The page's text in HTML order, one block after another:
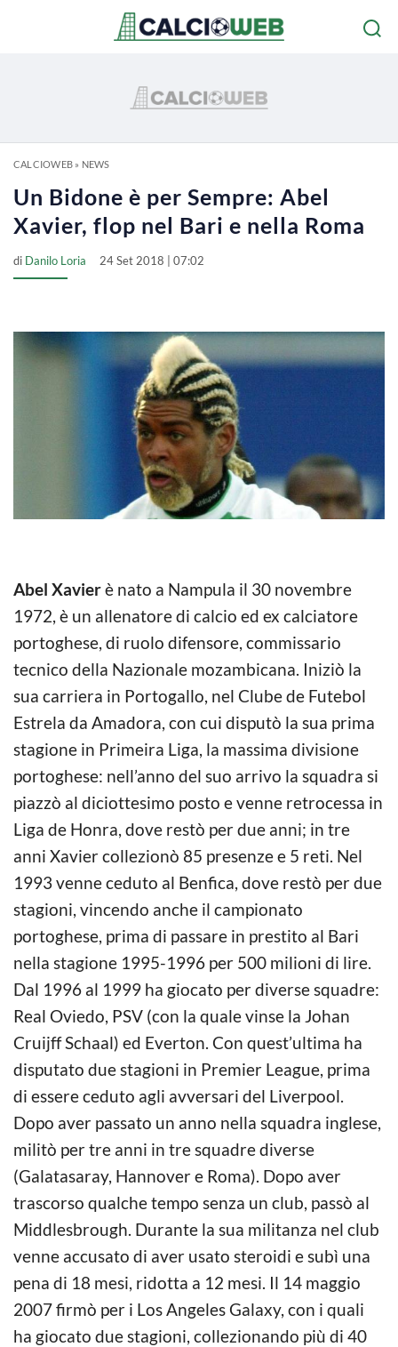
CALCIOWEB» NEWS
Un Bidone è per Sempre: Abel
Xavier, flop nel Bari e nella Roma
di Danilo Loria 24 Set 2018 | 07:02
Abel Xavierè nato a Nampula il 30 novembre
1972, è un allenatore di calcio ed ex calciatore
portoghese, di ruolo difensore, commissario
tecnico della Nazionale mozambicana. Iniziò la
sua carriera in Portogallo, nel Clube de Futebol
Estrela da Amadora, con cui disputò la sua prima
stagione in Primeira Liga, la massima divisione
portoghese: nell’anno del suo arrivo la squadra si
piazzò al diciottesimo posto e venne retrocessa in
Liga de Honra, dove restò per due anni; in tre
anni Xavier collezionò 85 presenze e 5 reti. Nel
1993 venne ceduto al Benfica, dove restò per due
stagioni, vincendo anche il campionato
portoghese, prima di passare in prestito al Bari
nella stagione 1995-1996 per 500 milioni di lire.
Dal 1996 al 1999 ha giocato per diverse squadre:
Real Oviedo, PSV (con la quale vinse la Johan
Cruijff Schaal) ed Everton. Con quest’ultima ha
disputato due stagioni in Premier League, prima
di essere ceduto agli avversari del Liverpool.
Dopo aver passato un anno nella squadra inglese,
militò per tre anni in tre squadre diverse
(Galatasaray, Hannover e Roma). Dopo aver
trascorso qualche tempo senza un club, passò al
Middlesbrough. Durante la sua militanza nel club
venne accusato di aver usato steroidi e subì una
pena di 18 mesi, ridotta a 12 mesi. Il 14 maggio
2007 firmò per i Los Angeles Galaxy, con i quali
ha giocato due stagioni, collezionando più di 40